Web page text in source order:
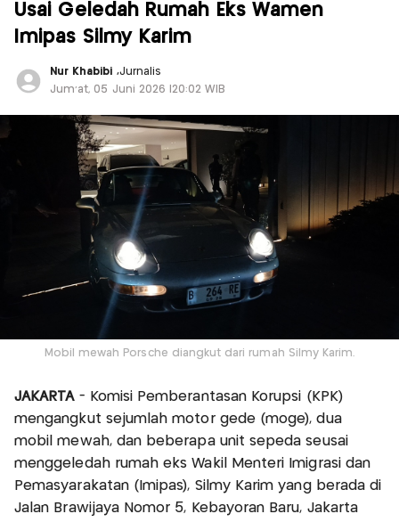
Usai Geledah Rumah Eks Wamen
Imipas Silmy Karim
Nur Khabibi ,Jurnalis
Jum'at, 05 Juni 2026 |20:02 WIB
Mobil mewah Porsche diangkut dari rumah Silmy Karim.
JAKARTA- Komisi Pemberantasan Korupsi (KPK)
mengangkut sejumlah motor gede (moge), dua
mobil mewah, dan beberapa unit sepeda seusai
menggeledah rumah eks Wakil Menteri Imigrasi dan
Pemasyarakatan (Imipas), Silmy Karim yang berada di
Jalan Brawijaya Nomor 5, Kebayoran Baru, Jakarta